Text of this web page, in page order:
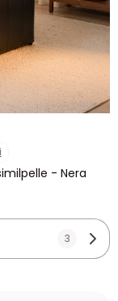
- Nera
3